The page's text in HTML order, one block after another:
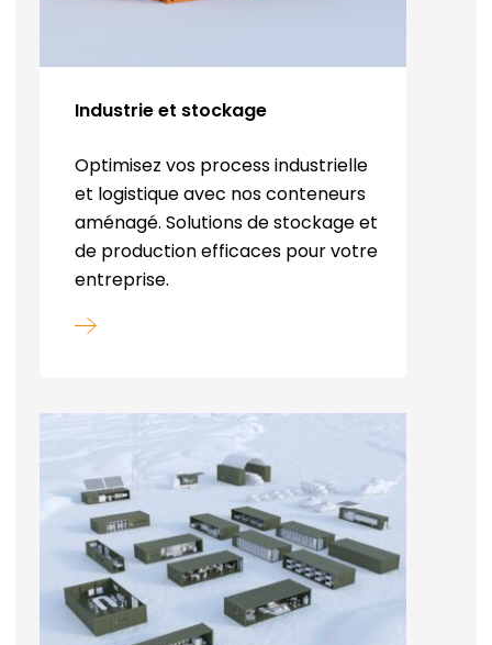
Industrie et stockage
Optimisez vos process industrielle
et logistique avec nos conteneurs
aménagé. Solutions de stockage et
de production efficaces pour votre
entreprise.